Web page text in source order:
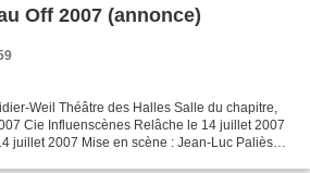
Off 2007 (annonce)
Weil Théâtre des Halles Salle du chapitre,
Cie Influenscènes Relâche le 14 juillet 2007
juillet 2007 Mise en scène : Jean-Luc Paliès